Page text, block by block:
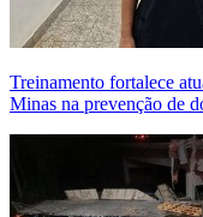
Treinamento fortalece
Minas na prevenção de